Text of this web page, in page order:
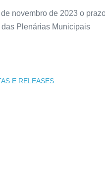
novembro de 2023 o
Plenárias Municipais
E RELEASES